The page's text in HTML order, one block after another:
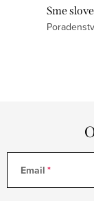
i
u
Sme
Email